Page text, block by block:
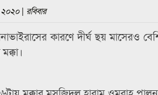
| রবিবার
কারণে দীর্ঘ ছয় মাসেরও